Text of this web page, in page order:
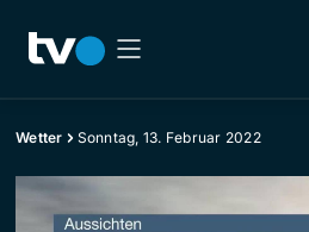
Wetter Sonntag, 13. Februar 2022